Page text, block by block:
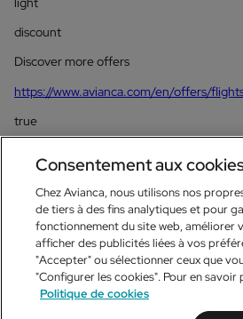
discount
Discover more offers
https://www.avianca.com/en/offers/
true
Consentement aux
Chez Avianca, nous utilisons nos
de tiers à des fins analytiques et pour
fonctionnement du site web, améliorer
afficher des publicités liées à vos
"Accepter" ou sélectionner ceux que
"Configurer les cookies". Pour en savoir
Politique de cookies